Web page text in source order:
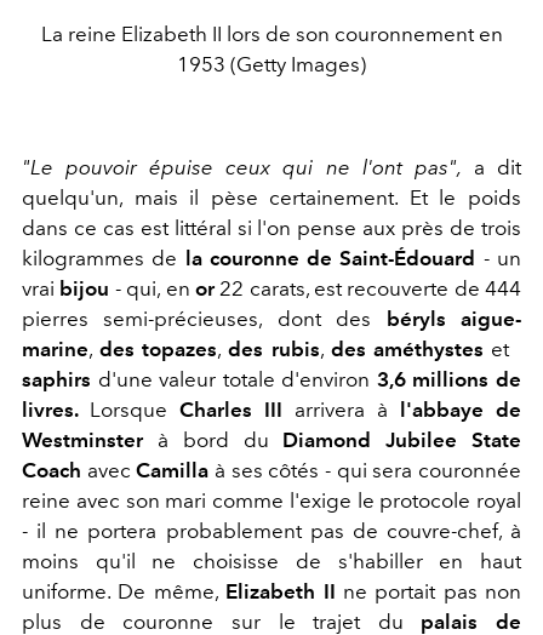
La reine Elizabeth II lors de son couronnement en
1953 (Getty Images)
"Le pouvoir épuise ceux qui ne l'ont pas", a dit
quelqu'un, mais il pèse certainement. Et le poids
dans ce cas est littéral si l'on pense aux près de trois
kilogrammes de la couronne de Saint-Édouard - un
vrai bijou - qui, en or22 carats, est recouverte de 444
pierres semi-précieuses, dontdes béryls
aigue-
marine, des topazes, des rubis, des améthystes et
saphirs d'une valeur totale d'environ 3,6 millions de
livres. Lorsque Charles III arrivera à l'abbaye de
Westminsterà bord du Diamond Jubilee State
Coach avecCamilla à ses côtés - qui sera couronnée
reine avec son mari comme l'exige le protocole royal
- il ne portera probablement pas de couvre-chef, à
moins qu'il ne choisisse de s'habiller en haut
uniforme. De même, Elizabeth II ne portait pas non
plus de couronne sur le trajet du palais de